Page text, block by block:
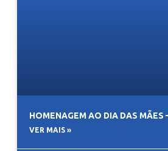
HOMENAGEM AO DIA DAS MÃES
VER MAIS »